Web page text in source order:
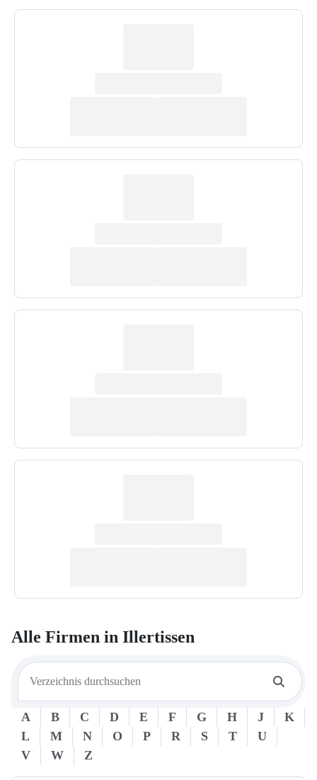
Alle Firmen in Illertissen
A B C D E F G H J
K
L
M N O P R S T
U
V
W Z